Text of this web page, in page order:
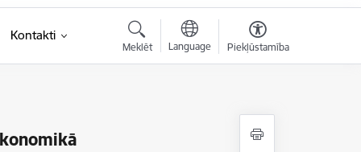
Kontakti
Meklēt Language Piekļūstamība